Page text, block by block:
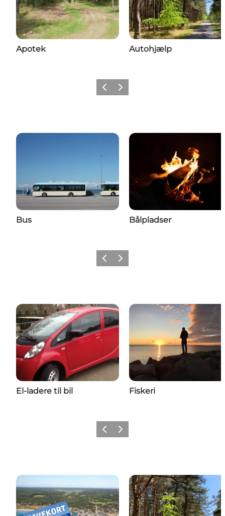
Apotek Autohjælp
Vorherige Folie
Nächste Folie
Bus Bålpladser
Vorherige Folie
Nächste Folie
El-ladere til bil Fiskeri
Vorherige Folie
Nächste Folie